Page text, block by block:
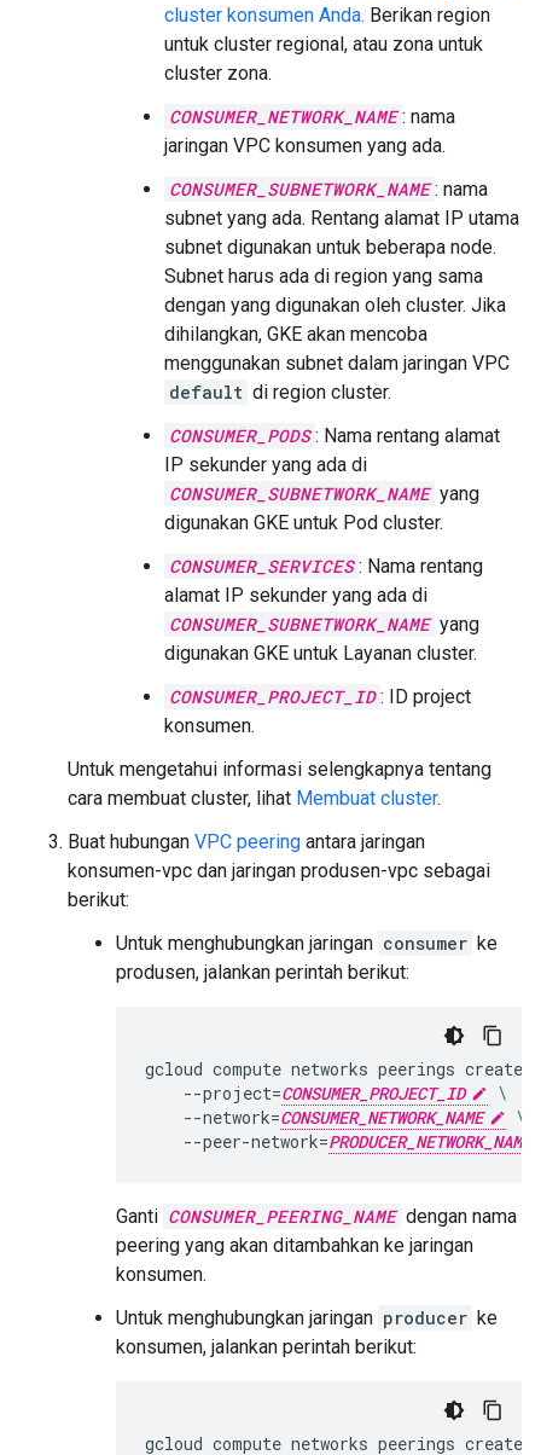
cluster konsumen Anda. Berikan region
untuk cluster regional, atau zona untuk
cluster zona.
CONSUMER_NETWORK_NAME : nama
jaringan VPC konsumen yang ada.
CONSUMER_SUBNETWORK_NAME : nama
subnet yang ada. Rentang alamat IP utama
subnet digunakan untuk beberapa node.
Subnet harus ada di region yang sama
dengan yang digunakan oleh cluster. Jika
dihilangkan, GKE akan mencoba
menggunakan subnet dalam jaringan VPC
default di region cluster.
CONSUMER_PODS : Nama rentang alamat
IP sekunder yang ada di
CONSUMER_SUBNETWORK_NAME yang
digunakan GKE untuk Pod cluster.
CONSUMER_SERVICES : Nama rentang
alamat IP sekunder yang ada di
CONSUMER_SUBNETWORK_NAME yang
digunakan GKE untuk Layanan cluster.
CONSUMER_PROJECT_ID : ID project
konsumen.
Untuk mengetahui informasi selengkapnya tentang
cara membuat cluster, lihat Membuat cluster.
Buat hubungan VPC peering antara jaringan
konsumen-vpc dan jaringan produsen-vpc sebagai
berikut:
Untuk menghubungkan jaringan consumer ke
produsen, jalankan perintah berikut:
gcloud compute networks peerings create
--project=CONSUMER_PROJECT_ID
\
--network=CONSUMER_NETWORK_NAME
\
--peer-network=PRODUCER_NETWORK_NAME
Ganti CONSUMER_PEERING_NAME dengan nama
peering yang akan ditambahkan ke jaringan
konsumen.
Untuk menghubungkan jaringan producer ke
konsumen, jalankan perintah berikut:
gcloud compute networks peerings create